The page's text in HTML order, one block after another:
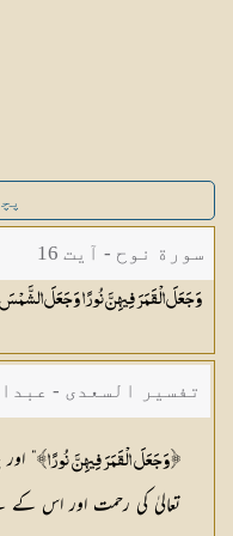
سورة نوح - آیت 16
وَجَعَلَ الْقَمَرَ فِيهِنَّ نُورًا وَجَعَلَ الشَّمْسَ
تفسیر السعدی -
﴿ وَجَعَلَ الْقَمَرَ فِيهِنَّ نُورًا﴾”
تعالیٰ کی رحمت اور اس کے